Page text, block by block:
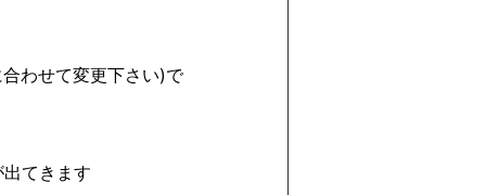
わせて変更下さい)で
てきます